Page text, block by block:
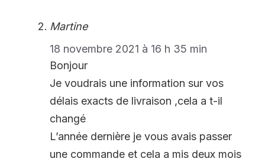
Martine
18 novembre 2021 à 16 h 35 min
Bonjour
Je voudrais une information sur vos
délais exacts de livraison ,cela a t-il
changé
L’année dernière je vous avais passer
une commande et cela a mis deux mois